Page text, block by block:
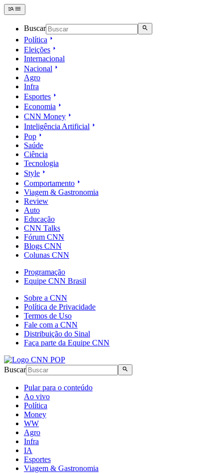
Buscar
Política
Eleições
Internacional
Nacional
Agro
Infra
Esportes
Economia
CNN Money
Inteligência Artificial
Pop
Saúde
Ciência
Tecnologia
Style
Comportamento
Viagem & Gastronomia
Review
Auto
Educação
CNN Talks
Fórum CNN
Blogs CNN
Colunas CNN
Programação
Equipe CNN Brasil
Sobre a CNN
Política de Privacidade
Termos de Uso
Fale com a CNN
Distribuição do Sinal
Faça parte da Equipe CNN
Buscar
Pular para o conteúdo
Ao vivo
Política
Money
WW
Agro
Infra
IA
Esportes
Viagem & Gastronomia